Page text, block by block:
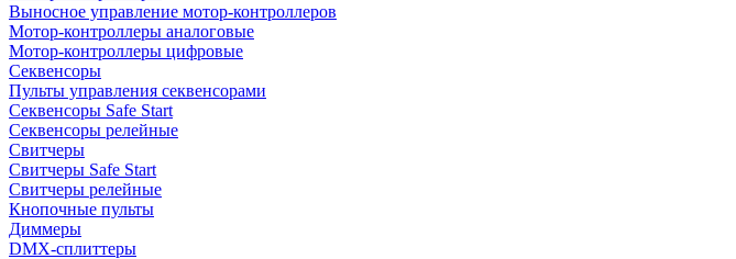
Выносное управление мотор-контроллеров
Мотор-контроллеры аналоговые
Мотор-контроллеры цифровые
Секвенсоры
Пульты управления секвенсорами
Секвенсоры Safe Start
Секвенсоры релейные
Свитчеры
Свитчеры Safe Start
Свитчеры релейные
Кнопочные пульты
Диммеры
DMX-сплиттеры